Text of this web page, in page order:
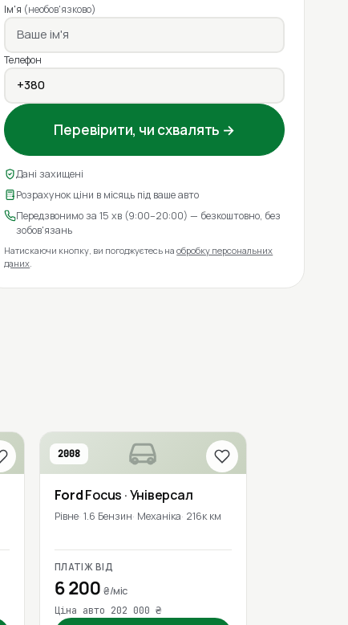
Ім'я (необов'язково)
Телефон
Перевірити, чи схвалять →
Дані захищені
Розрахунок ціни в місяць під ваше авто
Передзвонимо за 15 хв (9:00–20:00) — безкоштовно, без
зобов'язань
Натискаючи кнопку, ви погоджуєтесь наобробку персональних
даних
2008
FordFocus · Універсал
Рівне 1.6 Бензин Механіка 216к км
ПЛАТІЖ ВІД
6 200 ₴/міс
Ціна авто 202 000 ₴